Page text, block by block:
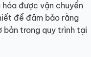
được vận chuyển
để đảm bảo rằng
bản trong quy trình tại